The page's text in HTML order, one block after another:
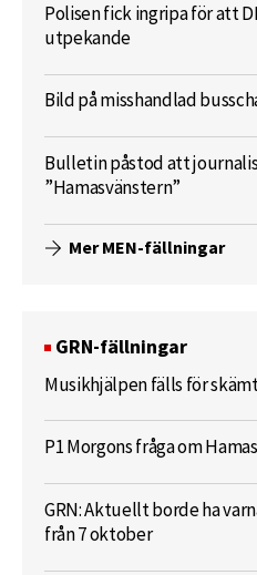
Polisen fick ingripa för att
utpekande
Bild på misshandlad
Bulletin påstod att
”Hamasvänstern”
Mer MEN-fällningar
GRN-fällningar
Musikhjälpen fälls för
P1 Morgons fråga om
GRN: Aktuellt borde ha
från 7 oktober